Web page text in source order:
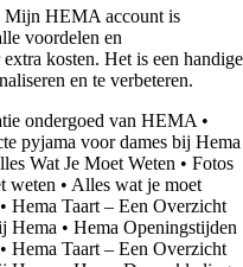
Mijn HEMA account is
voordelen en
kosten. Het is een handige
en te verbeteren.
ondergoed van HEMA •
pyjama voor dames bij Hema
Wat Je Moet Weten • Fotos
weten • Alles wat je moet
• Hema Taart – Een Overzicht
Hema • Hema Openingstijden
• Hema Taart – Een Overzicht